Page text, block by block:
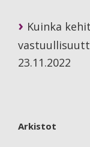
Kuinka
23.11.2022
Arkistot